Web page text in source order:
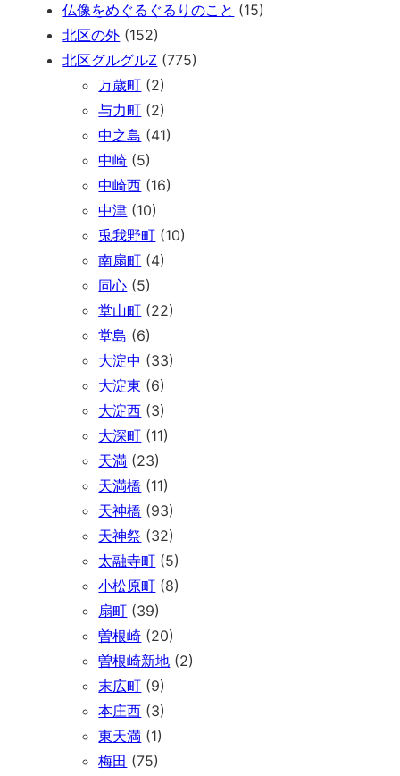
仏像をめぐるぐるりのこと (15)
北区の外 (152)
北区グルグルZ (775)
万歳町 (2)
与力町 (2)
中之島 (41)
中崎 (5)
中崎西 (16)
中津 (10)
兎我野町 (10)
南扇町 (4)
同心 (5)
堂山町 (22)
堂島 (6)
大淀中 (33)
大淀東 (6)
大淀西 (3)
大深町 (11)
天満 (23)
天満橋 (11)
天神橋 (93)
天神祭 (32)
太融寺町 (5)
小松原町 (8)
扇町 (39)
曽根崎 (20)
曽根崎新地 (2)
末広町 (9)
本庄西 (3)
東天満 (1)
梅田 (75)